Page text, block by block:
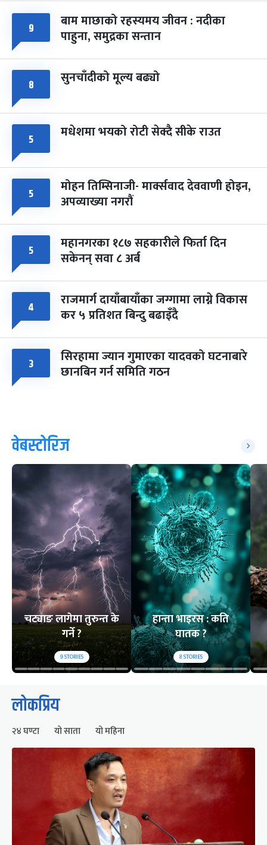
८
सोम
फागुपूर्णिमा
चैत्र ८, २०८३-Mar 22, 2027
७ महिना बाँकी
९ बाम माछाको रहस्यमय जीवन : नदीका
पाहुना, समुद्रका सन्तान
८ सुनचाँदीको मूल्य बढ्यो
५ मधेशमा भयको रोटी सेक्दै सीके राउत
५ मोहन तिम्सिनाजी- मार्क्सवाद देववाणी होइन,
अपव्याख्या नगरौं
५ महानगरका १८७ सहकारीले फिर्ता दिन
सकेनन् सवा ८ अर्ब
४ राजमार्ग दायाँबायाँका जग्गामा लाग्ने विकास
कर ५ प्रतिशत बिन्दु बढाइँदै
३ सिरहामा ज्यान गुमाएका यादवको घटनाबारे
छानबिन गर्न समिति गठन
वेबस्टोरिज
चट्याङ लागेमा तुरुन्त के
गर्ने ?
9STORIES
हान्ता भाइरस : कति
घातक ?
8STORIES
लोकप्रिय
२४ घण्टा यो साता यो महिना